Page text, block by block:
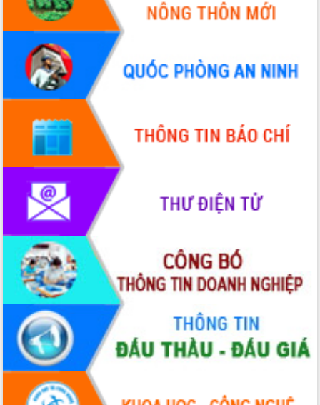
niệm 101 năm Ngày Báo chí Cách
mạng Việt Nam
Đắk Lắk sơ kết 4 năm triển khai thực
hiện Đề án 06 của Chính phủ
Họp báo thông tin về Hội nghị Công bố
Quy hoạch và Xúc tiến đầu tư tỉnh Đắk
Lắk
Khơi thông điểm nghẽn, đẩy nhanh
giải ngân vốn khắc phục thiên tai
HĐND tỉnh thông qua điều chỉnh Quy
hoạch tỉnh thời kỳ 2021-2030
Hội thảo góp ý hồ sơ điều chỉnh quy
hoạch tỉnh Đắk Lắk thời kỳ 2021-2030,
tầm nhìn đến năm 2050
Nâng cao hiệu quả hoạt động của các
doanh nghiệp nhà nước
Hội nghị triển khai kết nối mạng
truyền số liệu chuyên dùng phục vụ cơ
quan Đảng, Nhà nước
Lễ phát động chuỗi hoạt động chung
tay làm sạch môi trường
Xã Ea Kar bước chuyển mình trong
công tác cải cách hành chính mô hình
mới
UBND tỉnh họp báo định kỳ tháng 4
năm 2026